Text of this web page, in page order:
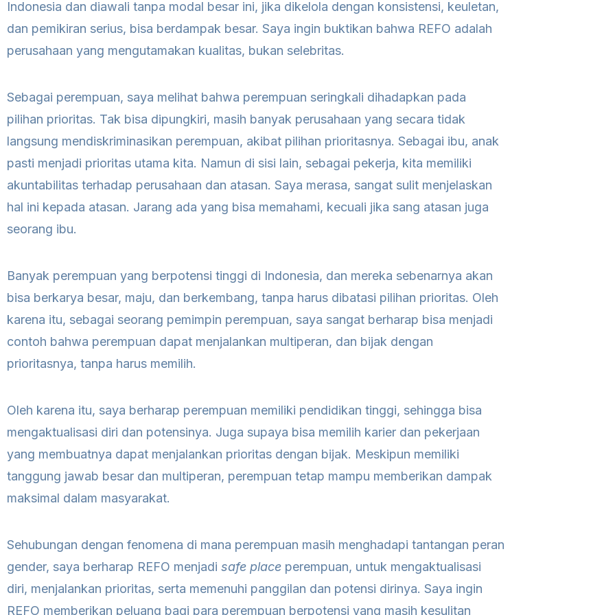
Indonesia dan diawali tanpa modal besar ini, jika dikelola dengan konsistensi, keuletan,
dan pemikiran serius, bisa berdampak besar. Saya ingin buktikan bahwa REFO adalah
perusahaan yang mengutamakan kualitas, bukan selebritas.
Sebagai perempuan, saya melihat bahwa perempuan seringkali dihadapkan pada
pilihan prioritas. Tak bisa dipungkiri, masih banyak perusahaan yang secara tidak
langsung mendiskriminasikan perempuan, akibat pilihan prioritasnya. Sebagai ibu, anak
pasti menjadi prioritas utama kita. Namun di sisi lain, sebagai pekerja, kita memiliki
akuntabilitas terhadap perusahaan dan atasan. Saya merasa, sangat sulit menjelaskan
hal ini kepada atasan. Jarang ada yang bisa memahami, kecuali jika sang atasan juga
seorang ibu.
Banyak perempuan yang berpotensi tinggi di Indonesia, dan mereka sebenarnya akan
bisa berkarya besar, maju, dan berkembang, tanpa harus dibatasi pilihan prioritas. Oleh
karena itu, sebagai seorang pemimpin perempuan, saya sangat berharap bisa menjadi
contoh bahwa perempuan dapat menjalankan multiperan, dan bijak dengan
prioritasnya, tanpa harus memilih.
Oleh karena itu, saya berharap perempuan memiliki pendidikan tinggi, sehingga bisa
mengaktualisasi diri dan potensinya. Juga supaya bisa memilih karier dan pekerjaan
yang membuatnya dapat menjalankan prioritas dengan bijak. Meskipun memiliki
tanggung jawab besar dan multiperan, perempuan tetap mampu memberikan dampak
maksimal dalam masyarakat.
Sehubungan dengan fenomena di mana perempuan masih menghadapi tantangan peran
gender, saya berharap REFO menjadi safe place perempuan, untuk mengaktualisasi
diri, menjalankan prioritas, serta memenuhi panggilan dan potensi dirinya. Saya ingin
REFO memberikan peluang bagi para perempuan berpotensi yang masih kesulitan